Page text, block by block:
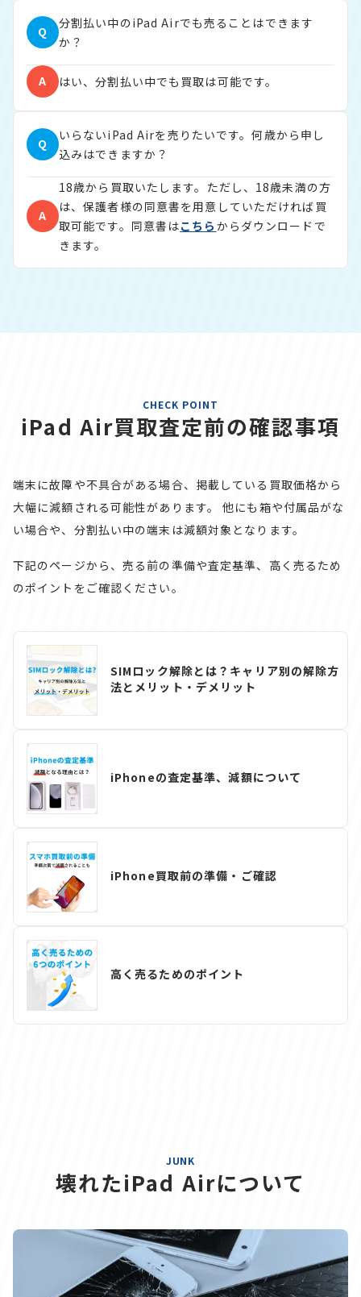
Q
分割払い中のiPad Airでも売ることはできます
か？
A はい、分割払い中でも買取は可能です。
Q
いらないiPad Airを売りたいです。何歳から申し
込みはできますか？
A
18歳から買取いたします。ただし、18歳未満の方
は、保護者様の同意書を用意していただければ買
取可能です。同意書はこちら からダウンロードで
きます。
CHECK POINT
iPad Air買取査定前の確認事項
端末に故障や不具合がある場合、掲載している買取価格から
大幅に減額される可能性があります。
他にも箱や付属品がな
い場合や、分割払い中の端末は減額対象となります。
下記のページから、売る前の準備や査定基準、高く売るため
のポイントをご確認ください。
SIMロック解除とは？キャリア別の解除方
法とメリット・デメリット
iPhoneの査定基準、減額について
iPhone買取前の準備・ご確認
高く売るためのポイント
JUNK
壊れたiPad Airについて